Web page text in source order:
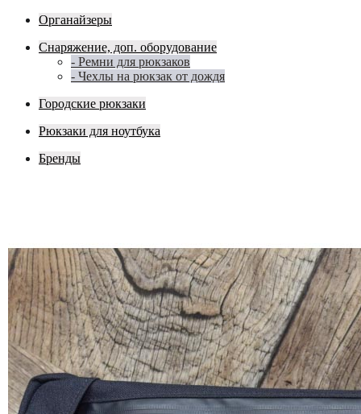
Органайзеры
Снаряжение, доп. оборудование
- Ремни для рюкзаков
- Чехлы на рюкзак от дождя
Городские рюкзаки
Рюкзаки для ноутбука
Бренды